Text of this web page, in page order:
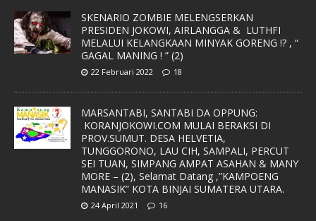
SKENARIO ZOMBIE MELENGSERKAN
PRESIDEN JOKOWI, AIRLANGGA & LUTHFI
MELALUI KELANGKAAN MINYAK GORENG !? , “
GAGAL MANING ! ” (2)
22 Februari 2022 18
MARSANTABI, SANTABI DA OPPUNG:
KORANJOKOWI.COM MULAI BERAKSI DI
PROV.SUMUT. DESA HELVETIA,
TUNGGORONO, LAU CIH, SAMPALI, PERCUT
SEI TUAN, SIMPANG AMPAT ASAHAN & MANY
MORE – (2), Selamat Datang ,”KAMPOENG
MANASIK” KOTA BINJAI SUMATERA UTARA.
24 April 2021 16